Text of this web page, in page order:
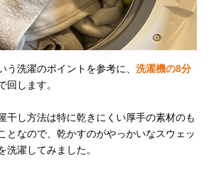
う洗濯のポイントを参考に、 洗濯機の8分
回します。
干し方法は特に乾きにくい厚手の素材のも
となので、乾かすのがやっかいなスウェッ
洗濯してみました。